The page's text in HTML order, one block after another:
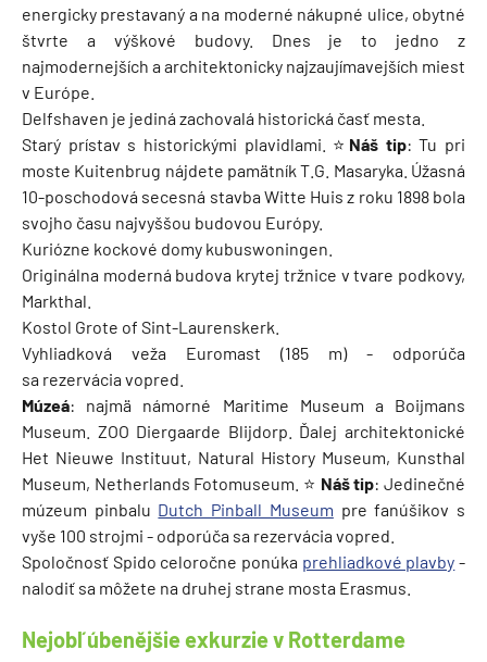
energicky prestavaný a na moderné nákupné ulice, obytné
štvrte a výškové budovy. Dnes je to jedno z
najmodernejších a architektonicky najzaujímavejších miest
v Európe.
Delfshaven je jediná zachovalá historická časť mesta.
Starý prístav s historickými plavidlami. ⭐ Náš tip: Tu pri
moste Kuitenbrug nájdete pamätník T.G. Masaryka. Úžasná
10-poschodová secesná stavba Witte Huis z roku 1898 bola
svojho času najvyššou budovou Európy.
Kuriózne kockové domy kubuswoningen.
Originálna moderná budova krytej tržnice v tvare podkovy,
Markthal.
Kostol Grote of Sint-Laurenskerk.
Vyhliadková veža Euromast (185 m) - odporúča
sa rezervácia vopred.
Múzeá: najmä námorné Maritime Museum a Boijmans
Museum. ZOO Diergaarde Blijdorp. Ďalej architektonické
Het Nieuwe Instituut, Natural History Museum, Kunsthal
Museum, Netherlands Fotomuseum. ⭐ Náš tip: Jedinečné
múzeum pinbalu Dutch Pinball Museum pre fanúšikov s
vyše 100 strojmi - odporúča sa rezervácia vopred.
Spoločnosť Spido celoročne ponúka prehliadkové plavby -
nalodiť sa môžete na druhej strane mosta Erasmus.
Nejobľúbenějšie exkurzie v Rotterdame